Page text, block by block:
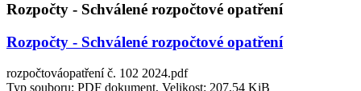
Rozpočty - Schválené rozpočtové opatření
Rozpočty - Schválené rozpočtové opatření
rozpočtováopatření č. 102 2024.pdf
Typ souboru: PDF dokument, Velikost: 207,54 KiB